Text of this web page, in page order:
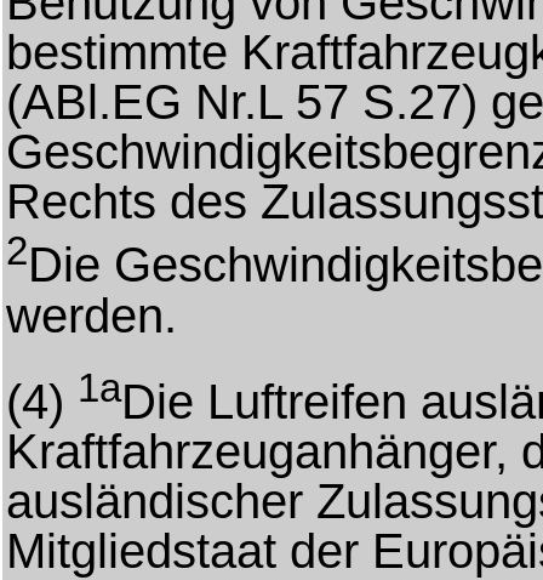
bestimmte
(ABl.EG Nr.L 57 S.27)
Rechts des
2Die
werden.
(4) 1aDie Luftreifen
Kraftfahrzeuganhänger,
ausländischer
Mitgliedstaat der